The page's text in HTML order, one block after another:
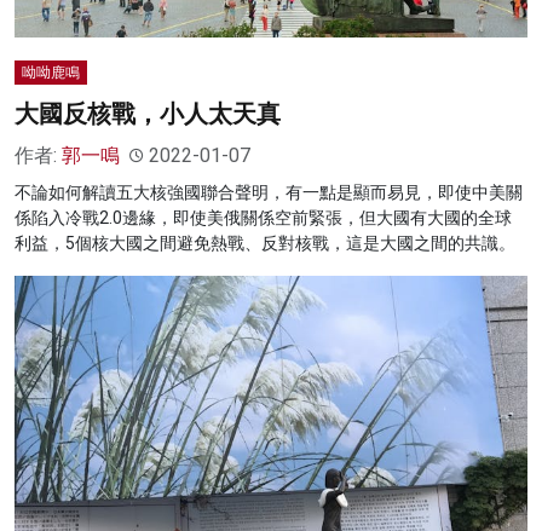
呦呦鹿鳴
大國反核戰，小人太天真
作者: 郭一鳴 2022-01-07
不論如何解讀五大核強國聯合聲明，有一點是顯而易見，即使中美關
係陷入冷戰2.0邊緣，即使美俄關係空前緊張，但大國有大國的全球
利益，5個核大國之間避免熱戰、反對核戰，這是大國之間的共識。